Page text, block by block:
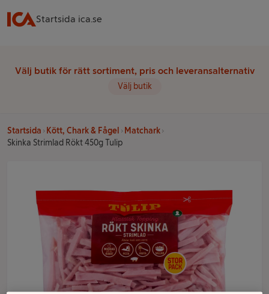
Startsida ica.se
Välj butik för rätt sortiment, pris och leveransalternativ
Välj butik
Startsida Kött, Chark & Fågel
Matchark
Skinka Strimlad Rökt 450g Tulip